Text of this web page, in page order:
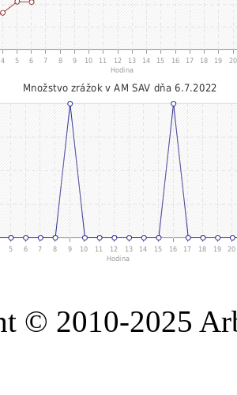
© 2010-2025